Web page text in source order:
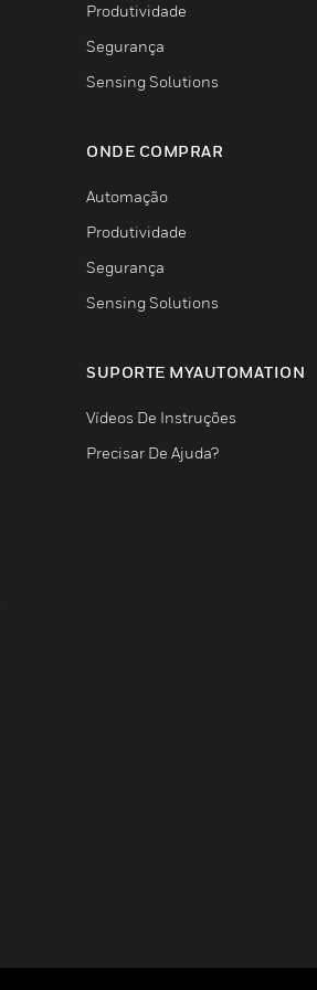
Produtividade
Segurança
Sensing Solutions
ONDE COMPRAR
Automação
Produtividade
Segurança
Sensing Solutions
SUPORTE MYAUTOMATION
Vídeos De Instruções
Precisar De Ajuda?